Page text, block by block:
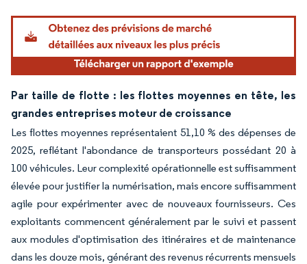
Par taille de flotte : les flottes moyennes en tête, les
grandes entreprises moteur de croissance
Les flottes moyennes représentaient 51,10 % des dépenses de
2025, reflétant l'abondance de transporteurs possédant 20 à
100 véhicules. Leur complexité opérationnelle est suffisamment
élevée pour justifier la numérisation, mais encore suffisamment
agile pour expérimenter avec de nouveaux fournisseurs. Ces
exploitants commencent généralement par le suivi et passent
aux modules d'optimisation des itinéraires et de maintenance
dans les douze mois, générant des revenus récurrents mensuels